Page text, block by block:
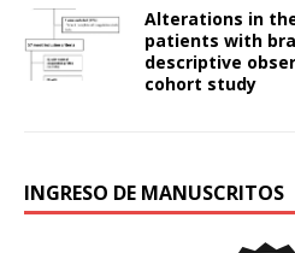
Alterations in
patients with
descriptive
cohort study
INGRESO DE MANUSCRITOS